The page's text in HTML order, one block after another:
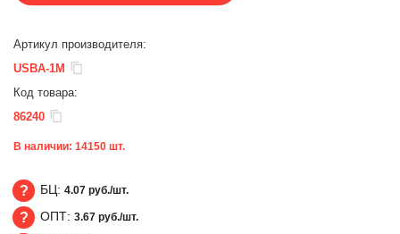
Артикул производителя:
USBA-1M
Код товара:
86240
В наличии: 14150 шт.
БЦ
БЦ: 4.07 руб./шт.
ОПТ: 3.67 руб./шт.